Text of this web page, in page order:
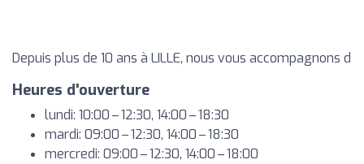
Depuis plus de 10 ans à LILLE, nous vous accompagnons d
Heures d'ouverture
lundi: 10:00 – 12:30, 14:00 – 18:30
mardi: 09:00 – 12:30, 14:00 – 18:30
mercredi: 09:00 – 12:30, 14:00 – 18:00